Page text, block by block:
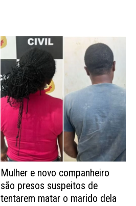
Mulher e novo companheiro
são presos suspeitos de
tentarem matar o marido dela